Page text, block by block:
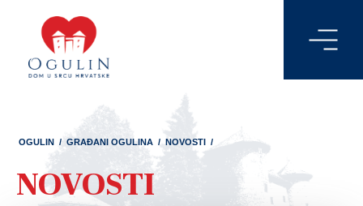
OGULIN / GRAĐANI OGULINA / NOVOSTI /
NOVOSTI